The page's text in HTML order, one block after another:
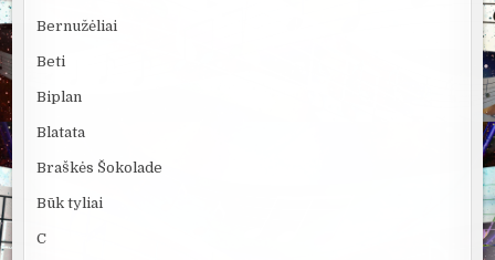
Bernužėliai
Beti
Biplan
Blatata
Braškės Šokolade
Būk tyliai
C